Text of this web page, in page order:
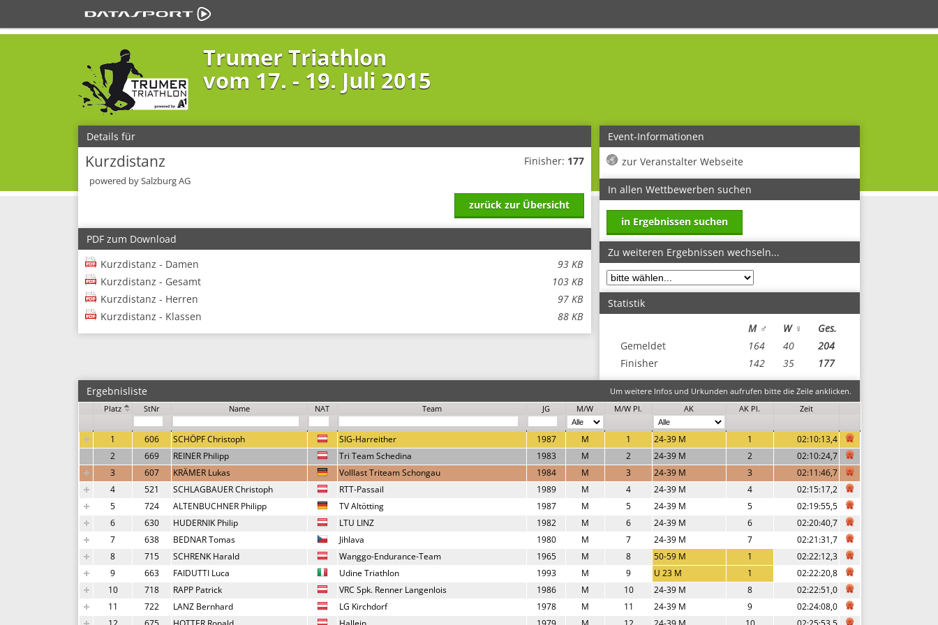
Trumer Triathlon
vom 17. - 19. Juli 2015
Details für
Kurzdistanz
powered by Salzburg AG
Finisher: 177
zurück zur Übersicht
PDF zum Download
Kurzdistanz - Damen
93 KB
Kurzdistanz - Gesamt
103 KB
Kurzdistanz - Herren
97 KB
Kurzdistanz - Klassen
88 KB
Event-Informationen
zur Veranstalter Webseite
In allen Wettbewerben suchen
in Ergebnissen suchen
Zu weiteren Ergebnissen wechseln...
Statistik
Ges.
W ♀
M ♂
Gemeldet
204
40
164
Finisher
177
35
142
Ergebnisliste
Um weitere Infos und Urkunden aufrufen bitte die Zeile anklicken.
Platz
StNr Name NAT Team JG M/W M/W Pl. AK AK Pl. Zeit
1 606 SCHÖPF Christoph SIG-Harreither 1987 M 1 24-39 M 1
02:10:13,4
2
669 REINER Philipp Tri Team Schedina 1983 M 2 24-39 M 2
02:10:24,7
3
607 KRÄMER Lukas Volllast Triteam Schongau 1984 M 3 24-39 M 3
02:11:46,7
4
521 SCHLAGBAUER Christoph RTT-Passail 1989 M 4 24-39 M 4
02:15:17,2
5
724 ALTENBUCHNER Philipp TV Altötting 1987 M 5 24-39 M 5
02:19:55,5
6
630 HUDERNIK Philip LTU LINZ 1982 M 6 24-39 M 6
02:20:40,7
7
638 BEDNAR Tomas Jihlava 1980 M 7 24-39 M 7
02:21:31,7
8
715 SCHRENK Harald Wanggo-Endurance-Team 1965 M 8 50-59 M 1
02:22:12,3
9
663 FAIDUTTI Luca Udine Triathlon 1993 M 9 U 23 M 1
02:22:20,8
10
718 RAPP Patrick VRC Spk. Renner Langenlois 1986 M 10 24-39 M 8
02:22:51,0
11
722 LANZ Bernhard LG Kirchdorf 1978 M 11 24-39 M 9
02:24:08,0